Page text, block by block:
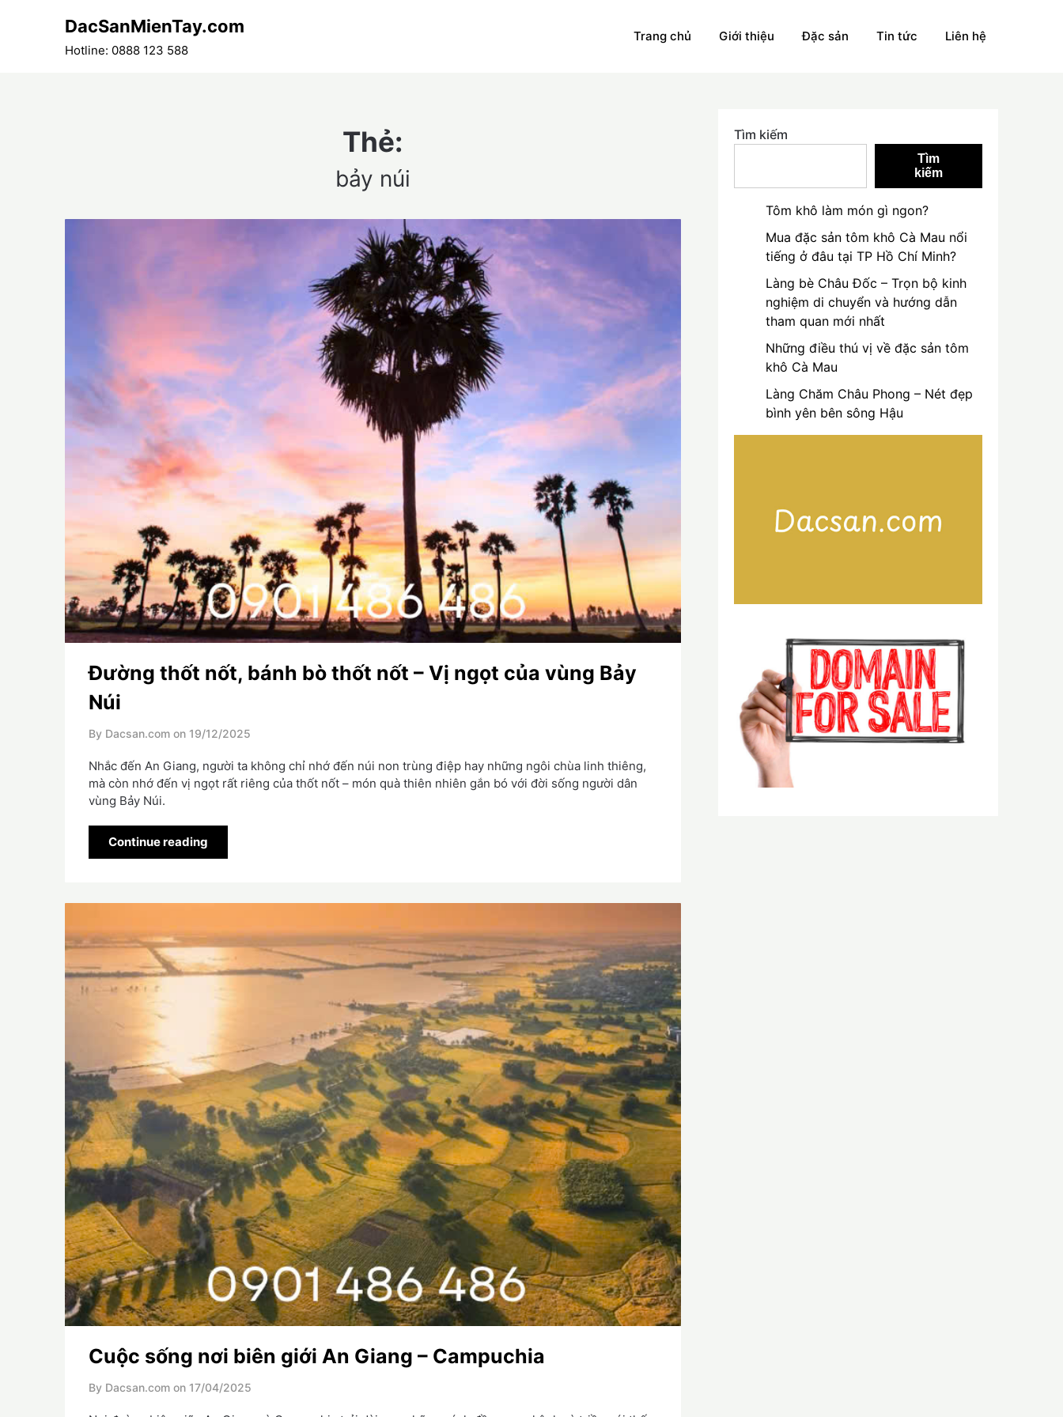
DacSanMienTay.com
Hotline: 0888 123 588
Trang chủ Giới thiệu Đặc sản Tin tức Liên hệ
Thẻ:
bảy núi
Đường thốt nốt, bánh bò thốt nốt – Vị ngọt của vùng Bảy
Núi
By Dacsan.com on 19/12/2025
Nhắc đến An Giang, người ta không chỉ nhớ đến núi non trùng điệp hay những ngôi chùa linh thiêng,
mà còn nhớ đến vị ngọt rất riêng của thốt nốt – món quà thiên nhiên gắn bó với đời sống người dân
vùng Bảy Núi.
Continue reading
Cuộc sống nơi biên giới An Giang – Campuchia
By Dacsan.com on 17/04/2025
Tìm kiếm
Tìm
kiếm
Tôm khô làm món gì ngon?
Mua đặc sản tôm khô Cà Mau nổi
tiếng ở đâu tại TP Hồ Chí Minh?
Làng bè Châu Đốc – Trọn bộ kinh
nghiệm di chuyển và hướng dẫn
tham quan mới nhất
Những điều thú vị về đặc sản tôm
khô Cà Mau
Làng Chăm Châu Phong – Nét đẹp
bình yên bên sông Hậu